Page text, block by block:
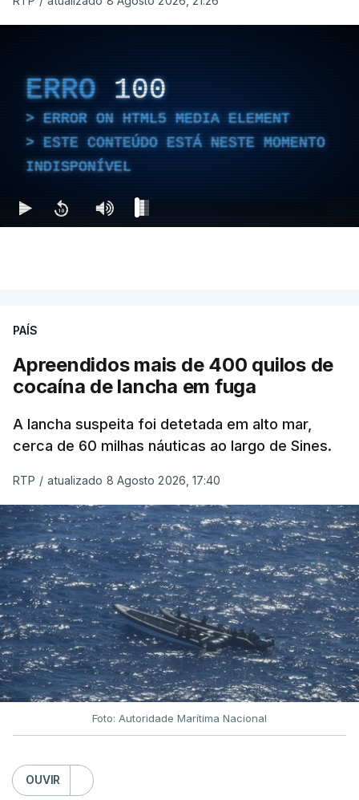
ERRO 100
ERROR ON HTML5 MEDIA ELEMENT
ESTE CONTEÚDO ESTÁ NESTE MOMENTO
INDISPONÍVEL
PAÍS
Apreendidos mais de 400 quilos de
cocaína de lancha em fuga
A lancha suspeita foi detetada em alto mar,
cerca de 60 milhas náuticas ao largo de Sines.
RTP / atualizado 8 Agosto 2026, 17:40
Foto: Autoridade Marítima Nacional
OUVIR